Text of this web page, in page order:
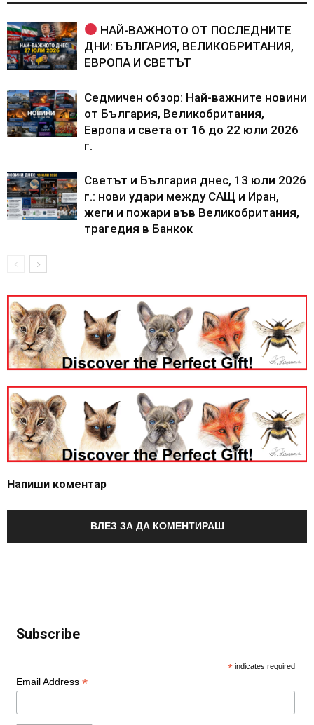
НАЙ-ВАЖНОТО ОТ ПОСЛЕДНИТЕ
ДНИ: БЪЛГАРИЯ, ВЕЛИКОБРИТАНИЯ,
ЕВРОПА И СВЕТЪТ
Седмичен обзор: Най-важните новини
от България, Великобритания,
Европа и света от 16 до 22 юли 2026
г.
Светът и България днес, 13 юли 2026
г.: нови удари между САЩ и Иран,
жеги и пожари във Великобритания,
трагедия в Банкок
Напиши коментар
ВЛЕЗ ЗА ДА КОМЕНТИРАШ
Subscribe
* indicates required
Email Address *